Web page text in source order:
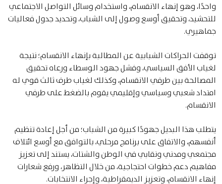
واحدًا، وهو إنهاء الانقسام، واستخدام وسائل التواصل الاجتماعي
للتحشيد، وتحقيق أوسع وصول إلى الشباب، وتحديد جدول فعاليات
جماهيري.
توقفت الحراكات الشبابية عن المطالبة بإنهاء الانقسام؛ نتيجة
لغياب الأفق السياسي، وفشل جهود الوسطاء ورعاه تحقيق
المصالحة بين طرفي الانقسام، وكذلك لغياب طرف ثالث قوي له
امتداد شعبي وسياسي وإقليمي يقوم بالضغط على طرفي
الانقسام.
يتطلب هذا البديل جهودًا كبيرة من الشباب؛ من أجل إعادة تنظيم
أنفسهم، والاتفاق على برنامج مرحلي، بالتوافق مع أوسع ائتلاف
مجتمعي ومدني ونقابي في الوطن والشتات، يستند إلى تعزيز
مفاهيم دعم خطوات احتجاجية، من خلال التظاهر، ورفع شعارات
إنهاء الانقسام، وتعزيز الديمقراطية، وإجراء الانتخابات.